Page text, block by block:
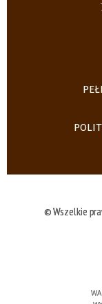
© Wszelkie